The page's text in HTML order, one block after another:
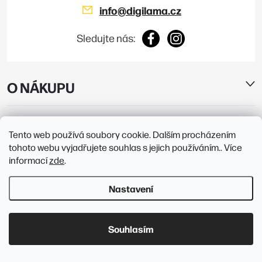
Tento web používá soubory cookie. Dalším procházením
tohoto webu vyjadřujete souhlas s jejich používáním.. Více
informacízde.
Nastavení
Souhlasím
O NÁKUPU
PRODEJNY
info@digilama.cz
Sledujte nás: